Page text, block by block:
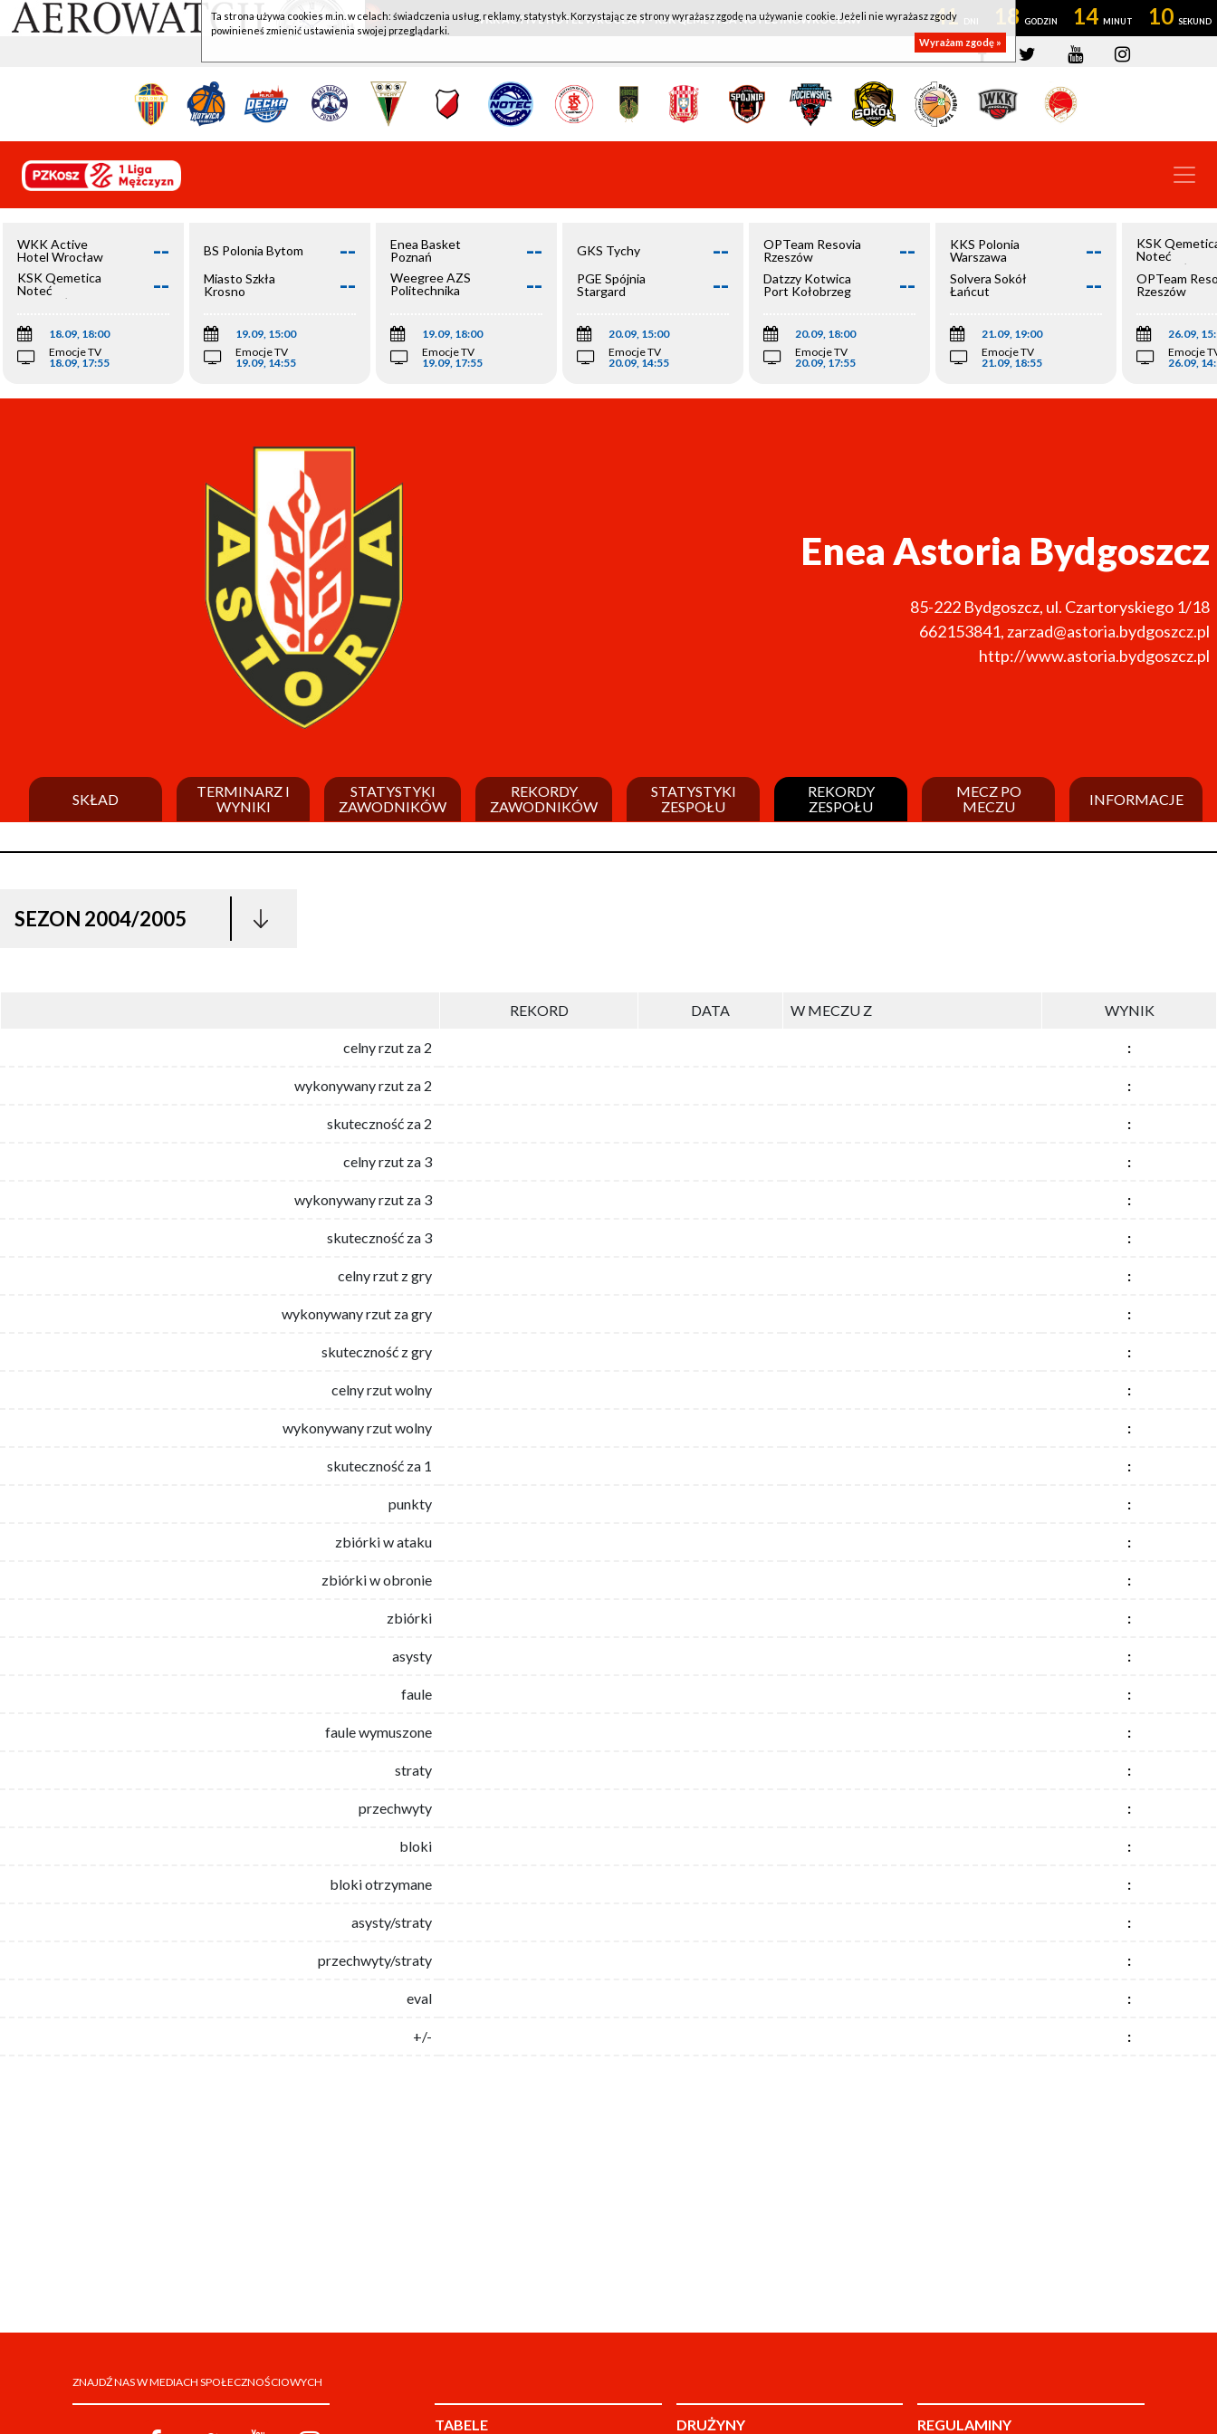
WKK ACTIVE HOTEL WROCŁAW - KSK QEMETICA NOTEĆ INOWROCŁAW 41 18 14 10
WKK Active
Hotel Wrocław
--
KSK Qemetica
Noteć
Inowrocław
--
18.09, 18:00
Emocje TV
18.09, 17:55
BS Polonia Bytom --
Miasto Szkła
Krosno
--
19.09, 15:00
Emocje TV
19.09, 14:55
Enea Basket
Poznań
--
Weegree AZS
Politechnika
--
19.09, 18:00
Emocje TV
19.09, 17:55
GKS Tychy --
PGE Spójnia
Stargard
--
20.09, 15:00
Emocje TV
20.09, 14:55
OPTeam Resovia
Rzeszów
--
Datzzy Kotwica
Port Kołobrzeg
--
20.09, 18:00
Emocje TV
20.09, 17:55
KKS Polonia
Warszawa
--
Solvera Sokół
Łańcut
--
21.09, 19:00
Emocje TV
21.09, 18:55
KSK
Noteć
Inowrocław
OPTeam
Rzeszów
26.09,
Emocje
26.09,
Enea Astoria Bydgoszcz
85-222 Bydgoszcz, ul. Czartoryskiego 1/18
662153841,zarzad@astoria.bydgoszcz.pl
http://www.astoria.bydgoszcz.pl
SKŁAD
TERMINARZ I
WYNIKI
STATYSTYKI
ZAWODNIKÓW
REKORDY
ZAWODNIKÓW
STATYSTYKI
ZESPOŁU
REKORDY
ZESPOŁU
MECZ PO
MECZU
INFORMACJE
SEZON 2004/2005
REKORD DATA W MECZU Z WYNIK
celny rzut za 2 :
wykonywany rzut za 2 :
skuteczność za 2 :
celny rzut za 3 :
wykonywany rzut za 3 :
skuteczność za 3 :
celny rzut z gry :
wykonywany rzut za gry :
skuteczność z gry :
celny rzut wolny :
wykonywany rzut wolny :
skuteczność za 1 :
punkty :
zbiórki w ataku :
zbiórki w obronie :
zbiórki :
asysty :
faule :
faule wymuszone :
straty :
przechwyty :
bloki :
bloki otrzymane :
asysty/straty :
przechwyty/straty :
eval :
+/- :
ZNAJDŹ NAS W MEDIACH SPOŁECZNOŚCIOWYCH
TABELE DRUŻYNY REGULAMINY
Ta strona używa cookies m.in. w celach: świadczenia usług, reklamy, statystyk. Korzystając ze strony wyrażasz zgodę na używanie cookie. Jeżeli nie wyrażasz zgody
powinieneś zmienić ustawienia swojej przeglądarki.
Wyrażam zgodę »